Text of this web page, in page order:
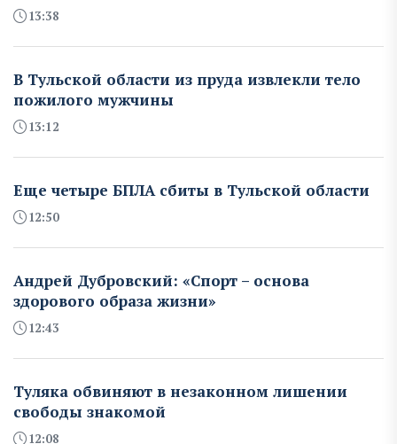
13:38
В Тульской области из пруда извлекли тело
пожилого мужчины
13:12
Еще четыре БПЛА сбиты в Тульской области
12:50
Андрей Дубровский: «Спорт – основа
здорового образа жизни»
12:43
Туляка обвиняют в незаконном лишении
свободы знакомой
12:08